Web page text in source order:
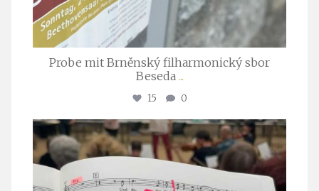
Probe mit Brněnský filharmonický sbor
Beseda ...
15 0
stuttgarter_oratorienchor
Juli 23